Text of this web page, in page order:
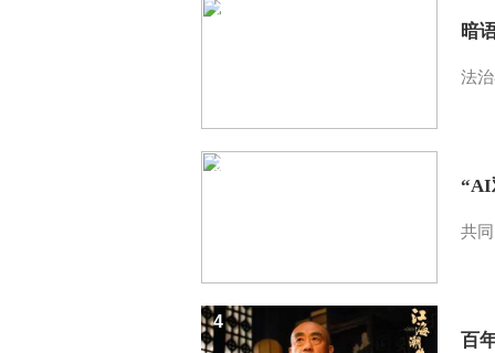
暗
法
2
“AI
共
3
百
4